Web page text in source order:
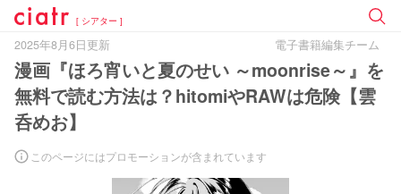
[ シアター ]
2025年8月6日更新 電子書籍編集チーム
漫画『ほろ宵いと夏のせい ～moonrise～』を
無料で読む方法は？hitomiやRAWは危険【雲
呑めお】
このページにはプロモーションが含まれています